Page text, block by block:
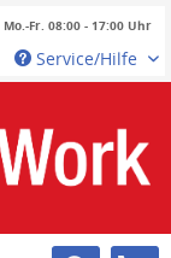
Mo.-Fr. 08:00 - 17:00 Uhr
Service/Hilfe